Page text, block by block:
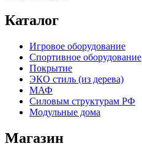
Каталог
Игровое оборудование
Спортивное оборудование
Покрытие
ЭКО стиль (из дерева)
МАФ
Силовым структурам РФ
Модульные дома
Магазин